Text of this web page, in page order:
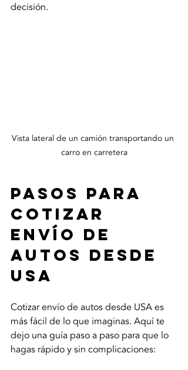
decisión.
Vista lateral de un camión transportando un
carro en carretera
Pasos para
cotizar
envío de
autos desde
USA
Cotizar envío de autos desde USA es
más fácil de lo que imaginas. Aquí te
dejo una guía paso a paso para que lo
hagas rápido y sin complicaciones: